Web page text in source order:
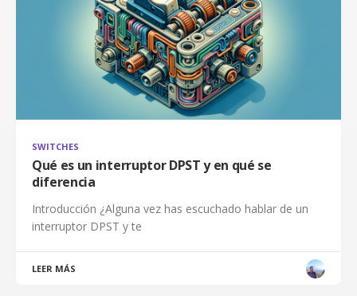
SWITCHES
Qué es un interruptor DPST y en qué se
diferencia
Introducción ¿Alguna vez has escuchado hablar de un
interruptor DPST y te
LEER MÁS